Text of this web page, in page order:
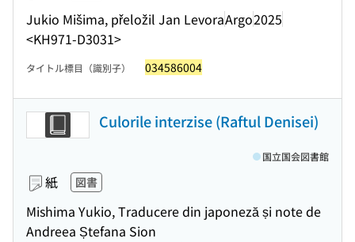
Jukio Mišima, přeložil Jan LevoraArgo2025
<KH971-D3031>
タイトル標目（識別子） 034586004
Culorile interzise (Raftul Denisei)
紙 図書
Mishima Yukio, Traducere din japoneză și note de
Andreea Ștefana Sion
国立国会図書館